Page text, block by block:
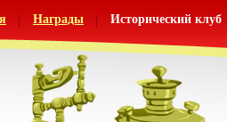
Награды Исторический клуб